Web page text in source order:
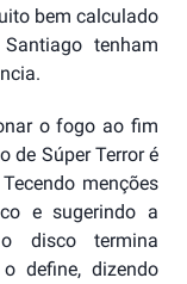
bem calculado
tenham
o fogo ao fim
de Súper Terror é
menções
e sugerindo a
disco termina
define, dizendo